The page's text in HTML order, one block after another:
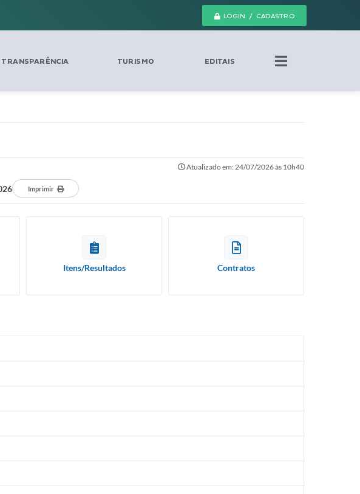
LOGIN / CADASTRO
TRANSPARÊNCIA TURISMO EDITAIS
Atualizado em: 24/07/2026 às 10h40
Imprimir
Itens/Resultados Contratos